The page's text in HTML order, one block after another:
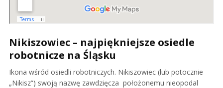
Nikiszowiec – najpiękniejsze osiedle
robotnicze na Śląsku
Ikona wśród osiedli robotniczych. Nikiszowiec (lub potocznie
„Nikisz”) swoją nazwę zawdzięcza położonemu nieopodal